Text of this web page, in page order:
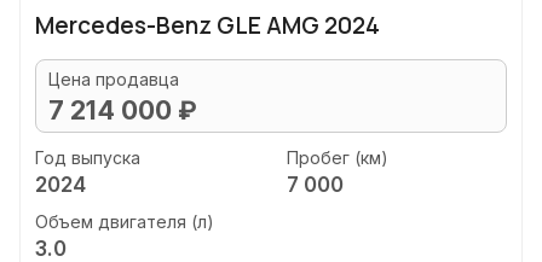
Mercedes-Benz GLE AMG 2024
Цена продавца
7 214 000 ₽
Год выпуска
2024
Пробег (км)
7 000
Объем двигателя (л)
3.0